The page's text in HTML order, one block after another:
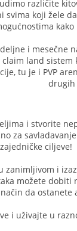
različite
svima koji žele
i mesečne
land
tu je i PVP
drugih
i stvorite
za
ciljeve!
zanimljivom i
možete
da
i uživajte u